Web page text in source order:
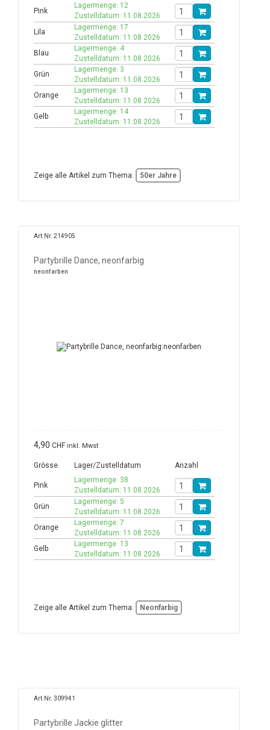
Pink
Lagermenge: 12
Zustelldatum: 11.08.2026
Lila
Lagermenge: 17
Zustelldatum: 11.08.2026
Blau
Lagermenge: 4
Zustelldatum: 11.08.2026
Grün
Lagermenge: 3
Zustelldatum: 11.08.2026
Orange
Lagermenge: 13
Zustelldatum: 11.08.2026
Gelb
Lagermenge: 14
Zustelldatum: 11.08.2026
Zeige alle Artikel zum Thema: 50er Jahre
Art.Nr. 214905
Partybrille Dance, neonfarbig
neonfarben
4,90 CHF inkl. Mwst
Grösse Lager/Zustelldatum Anzahl
Pink
Lagermenge: 38
Zustelldatum: 11.08.2026
Grün
Lagermenge: 5
Zustelldatum: 11.08.2026
Orange
Lagermenge: 7
Zustelldatum: 11.08.2026
Gelb
Lagermenge: 13
Zustelldatum: 11.08.2026
Zeige alle Artikel zum Thema: Neonfarbig
Art.Nr. 309941
Partybrille Jackie glitter